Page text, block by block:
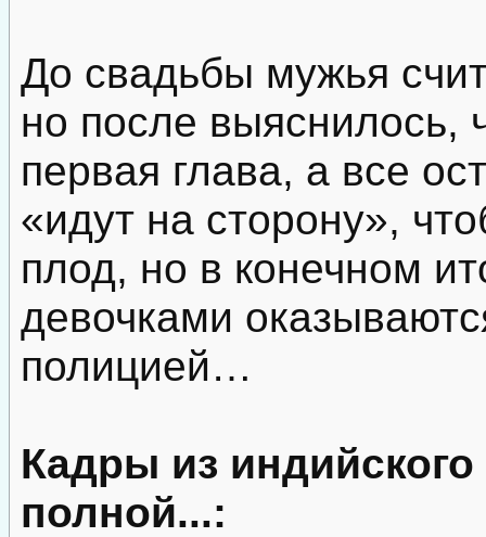
До свадьбы мужья
но после выяснилось,
первая глава, а все
«идут на сторону»,
плод, но в конечном
девочками
полицией…
Кадры из
полной...: